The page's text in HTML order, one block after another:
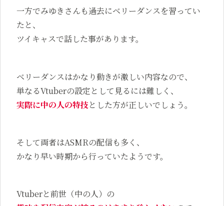
一方でみゆきさんも過去にベリーダンスを習ってい
たと、
ツイキャスで話した事があります。
ベリーダンスはかなり動きが激しい内容なので、
単なるVtuberの設定として見るには難しく、
実際に中の人の特技とした方が正しいでしょう。
そして両者はASMRの配信も多く、
かなり早い時期から行っていたようです。
Vtuberと前世（中の人）の